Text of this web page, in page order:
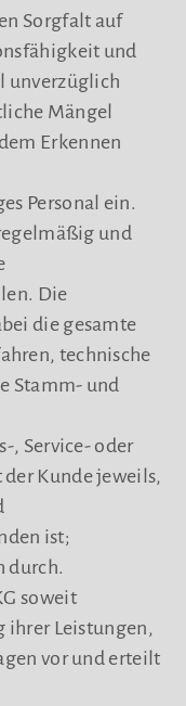
Sorgfalt auf
und
unverzüglich
Mängel
Erkennen
Personal ein.
und
Die
die gesamte
technische
Stamm- und
, Service- oder
Kunde jeweils,
ist;
durch.
soweit
ihrer Leistungen,
vor und erteilt